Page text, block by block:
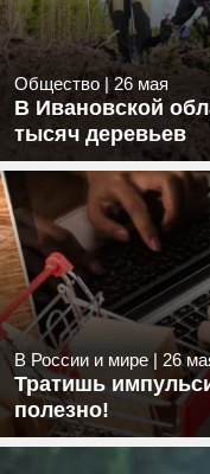
Общество | 26 мая
В Ивановской
тысяч деревьев
В России и мире | 26
Тратишь
полезно!